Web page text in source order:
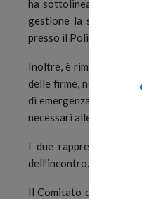
ha sottolineato, la
gestione la struttura,
presso il
Inoltre, è rimasto
delle firme, nonostante
di emergenza sanitaria,
necessari alle comunità
I due rappresentanti
dell’incontro.
Il Comitato di cittadini